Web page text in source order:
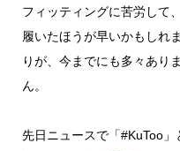
フィッティングに苦労して
履いたほうが早いかもしれ
りが、今までにも多々あり
ん。
先日ニュースで「#KuToo